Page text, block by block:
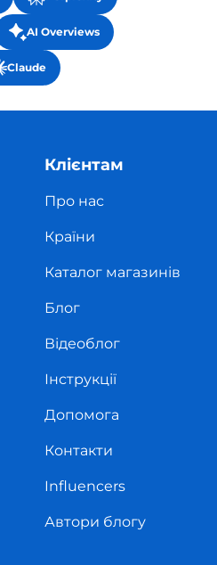
AI Overviews
Claude
Клієнтам
Про нас
Країни
Каталог магазинів
Блог
Відеоблог
Інструкції
Допомога
Контакти
Influencers
Автори блогу